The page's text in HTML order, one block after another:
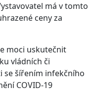
má v tomto
ceny za
moci uskutečnit
vládních či
se šířením infekčního
COVID-19